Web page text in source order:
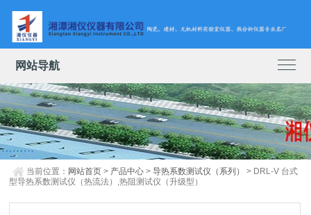
网站导航
当前位置： 网站首页 > 产品中心 >导热系数测试仪（系列）
> DRL-V 台式
型导热系数测试仪（热流法）,热阻测试仪（升级型）